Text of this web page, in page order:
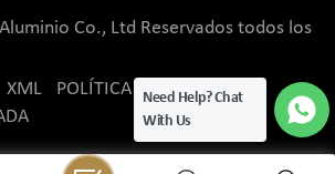
Co., Ltd Reservados todos los
XML
POLÍTICA DE PRIVACIDAD
Need Help? Chat
With Us